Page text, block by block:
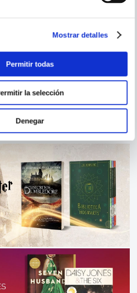
Mostrar detalles
Permitir todas
la selección
Denegar
MATH
ENIGMAS PARA ANTES DE IR